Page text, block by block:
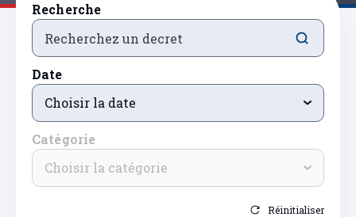
Recherche
Date
Choisir la date
Catégorie
Choisir la catégorie
Réinitialiser